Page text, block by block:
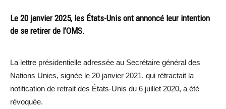
Le 20 janvier 2025, les États-Unis ont annoncé leur intention
de se retirer de l’OMS.
La lettre présidentielle adressée au Secrétaire général des
Nations Unies, signée le 20 janvier 2021, qui rétractait la
notification de retrait des États-Unis du 6 juillet 2020, a été
révoquée.